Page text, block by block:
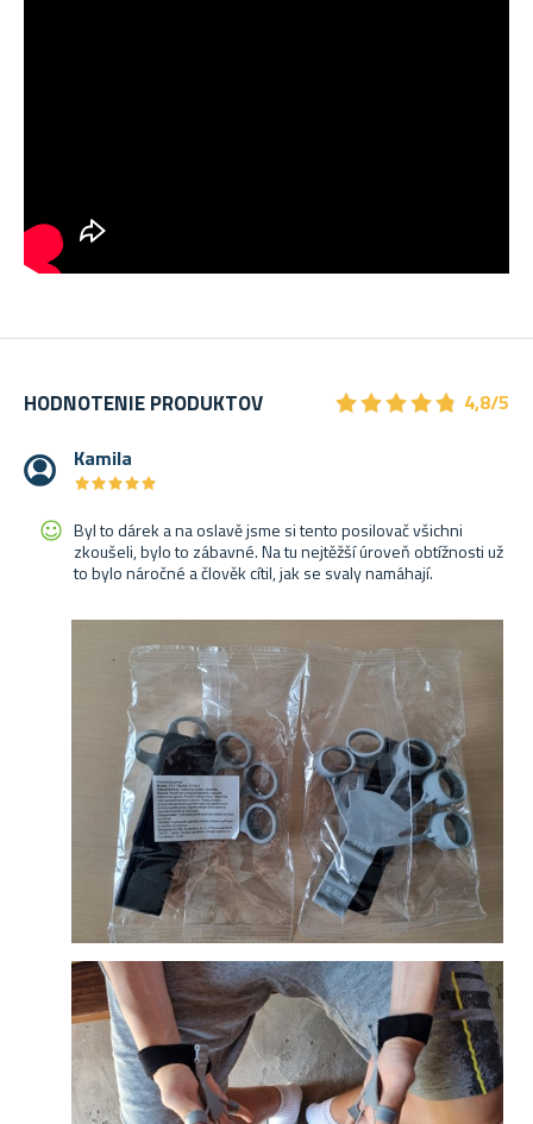
HODNOTENIE PRODUKTOV ★★★★★
★★★★★ 4,8/5
Kamila
★★★★★
★★★★★
Byl to dárek a na oslavě jsme si tento posilovač všichni
zkoušeli, bylo to zábavné. Na tu nejtěžší úroveň obtížnosti už
to bylo náročné a člověk cítil, jak se svaly namáhají.